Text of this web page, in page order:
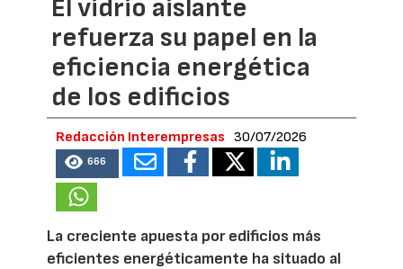
El vidrio aislante
refuerza su papel en la
eficiencia energética
de los edificios
Redacción Interempresas 30/07/2026
666
La creciente apuesta por edificios más
eficientes energéticamente ha situado al